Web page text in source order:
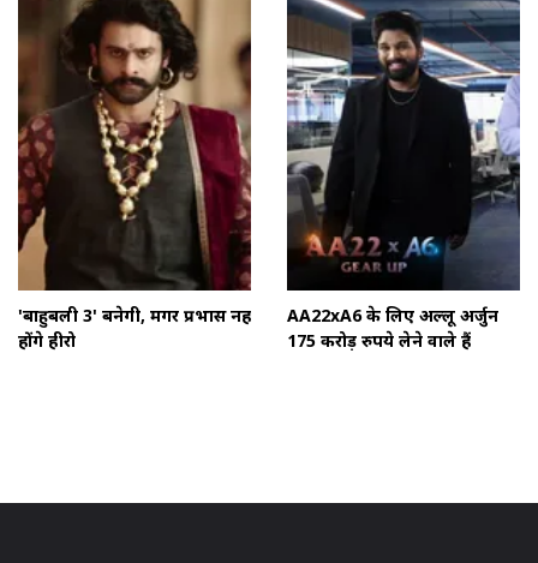
'बाहुबली 3' बनेगी, मगर प्रभास नहीं
होंगे हीरो
AA22xA6 के लिए अल्लू अर्जुन
175 करोड़ रुपये लेने वाले हैं